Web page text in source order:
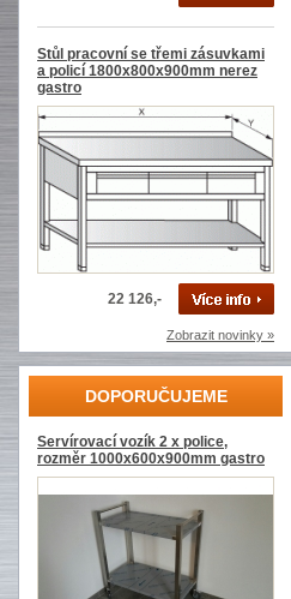
Stůl pracovní se třemi zásuvkami
a policí 1800x800x900mm nerez
gastro
22 126,-
Zobrazit novinky »
DOPORUČUJEME
Servírovací vozík 2 x police,
rozměr 1000x600x900mm gastro